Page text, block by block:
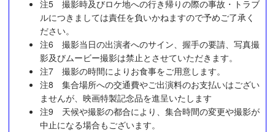
注5 撮影時及びロケ地への行き帰りの際の事故・トラブ
ルにつきましては責任を負いかねますので予めご了承く
ださい。
注6 撮影当日の出演者へのサイン、握手の要請、写真撮
影及びムービー撮影は禁止とさせていただきます。
注7 撮影の時間によりお食事をご用意します。
注8 集合場所への交通費やご出演料のお支払いはござい
ませんが、映画特製記念品を進呈いたします
注9 天候や撮影の都合により、集合時間の変更や撮影が
中止になる場合もございます。